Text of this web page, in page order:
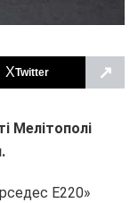
Twitter ↗
Мелітополі
Е220»